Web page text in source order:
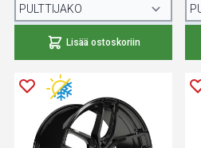
Lisää ostoskoriin